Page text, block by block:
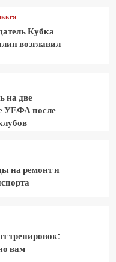
Кубка
возглавил
на две
УЕФА после
на ремонт и
тренировок:
вам